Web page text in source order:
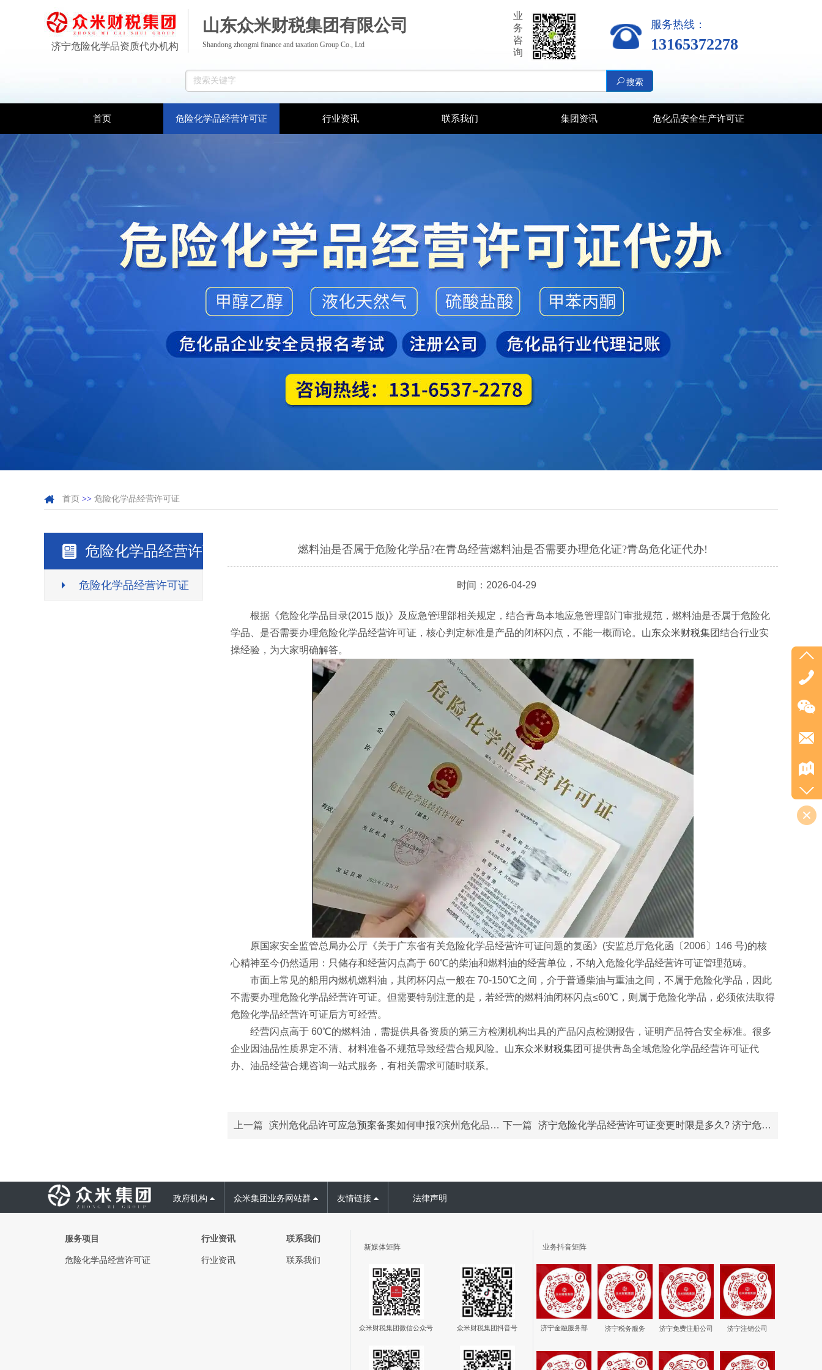
服务热线：
济宁危险化学品资质代办机构
山东众米财税集团有限公司
Shandong zhongmi finance and taxation Group Co., Ltd
业
务
咨
询
13165372278
搜索
首页 危险化学品经营许可证 行业资讯 联系我们 集团资讯 危化品安全生产许可证
首页 >> 危险化学品经营许可证
危险化学品经营许可证
危险化学品经营许可证
燃料油是否属于危险化学品?在青岛经营燃料油是否需要办理危化证?青岛危化证代办!
时间：2026-04-29
根据《危险化学品目录(2015 版)》及应急管理部相关规定，结合青岛本地应急管理部门审批规范，燃料油是否属于危险化
学品、是否需要办理危险化学品经营许可证，核心判定标准是产品的闭杯闪点，不能一概而论。 山东众米财税集团结合行业实
操经验，为大家明确解答。
原国家安全监管总局办公厅《关于广东省有关危险化学品经营许可证问题的复函》(安监总厅危化函〔2006〕146 号)的核
心精神至今仍然适用：只储存和经营闪点高于 60℃的柴油和燃料油的经营单位，不纳入危险化学品经营许可证管理范畴。
市面上常见的船用内燃机燃料油，其闭杯闪点一般在 70-150℃之间，介于普通柴油与重油之间，不属于危险化学品，因此
不需要办理危险化学品经营许可证。但需要特别注意的是，若经营的燃料油闭杯闪点≤60℃，则属于危险化学品，必须依法取得
危险化学品经营许可证后方可经营。
经营闪点高于 60℃的燃料油，需提供具备资质的第三方检测机构出具的产品闪点检测报告，证明产品符合安全标准。很多
企业因油品性质界定不清、材料准备不规范导致经营合规风险。 山东众米财税集团可提供青岛全域危险化学品经营许可证代
办、油品经营合规咨询一站式服务，有相关需求可随时联系。
上一篇 滨州危化品许可应急预案备案如何申报?滨州危化品许可应急预案备案代办! 下一篇 济宁危险化学品经营许可证变更时限是多久? 济宁危险化学品经营许可证变更代办!
政府机构 众米集团业务网站群 友情链接 法律声明
服务项目
危险化学品经营许可证
行业资讯
行业资讯
联系我们
联系我们
新媒体矩阵
众米财税集团微信公众号 众米财税集团抖音号
业务抖音矩阵
济宁金融服务部 济宁税务服务 济宁免费注册公司 济宁注销公司